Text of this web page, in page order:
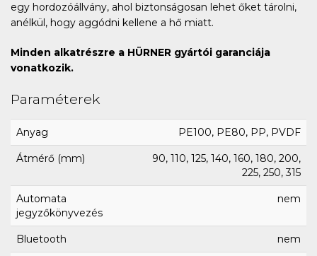
egy hordozóállvány, ahol biztonságosan lehet őket tárolni,
anélkül, hogy aggódni kellene a hő miatt.
Minden alkatrészre a HÜRNER gyártói garanciája
vonatkozik.
Paraméterek
Anyag PE100, PE80, PP, PVDF
Átmérő (mm)
90, 110, 125, 140, 160, 180, 200,
225, 250, 315
Automata
jegyzőkönyvezés
nem
Bluetooth nem